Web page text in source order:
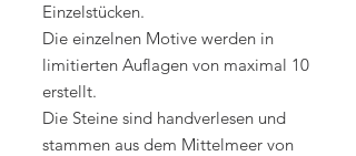
Einzelstücken.
Die einzelnen Motive werden in
limitierten Auflagen von maximal 10
erstellt.
Die Steine sind handverlesen und
stammen aus dem Mittelmeer von